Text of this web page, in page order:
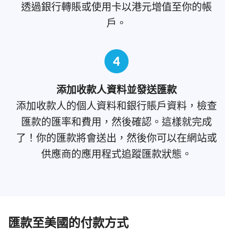
透過銀行轉賬或使用卡以港元增值至你的帳
戶。
4
添加收款人資料並發送匯款
添加收款人的個人資料和銀行賬戶資料，檢查
匯款的匯率和費用，然後確認。這樣就完成
了！你的匯款將會送出，然後你可以在網站或
供應商的應用程式追蹤匯款狀態。
匯款至美國的付款方式